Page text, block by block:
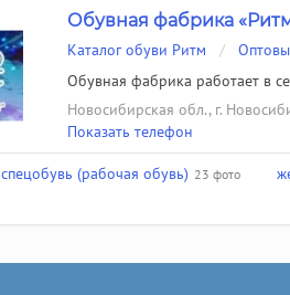
Обувная фабрика
Каталог обуви Ритм /
Обувная фабрика работает в
Новосибирская обл., г.
Показать телефон
спецобувь (рабочая обувь) 23 фото